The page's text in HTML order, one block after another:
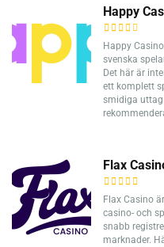
Happy
Happy
svenska
Det här är
ett komplett
smidiga
Flax
Flax Casino
casino- och
snabb
marknader.